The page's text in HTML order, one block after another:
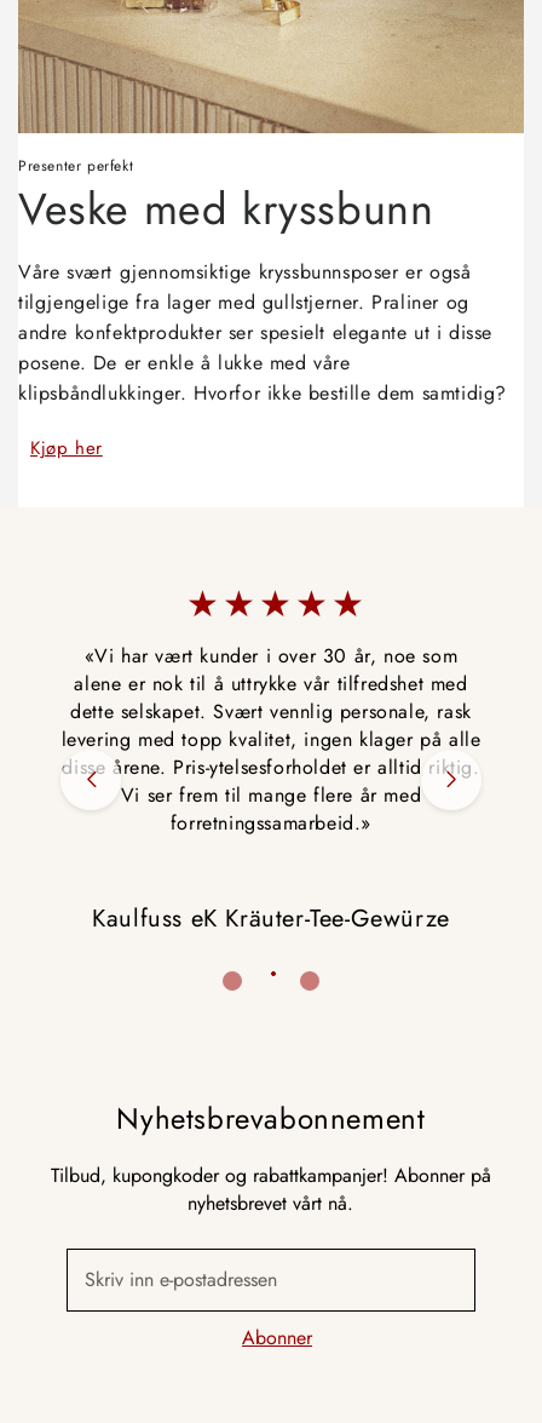
Presenter perfekt
Veske med kryssbunn
Våre svært gjennomsiktige kryssbunnsposer er også
tilgjengelige fra lager med gullstjerner. Praliner og
andre konfektprodukter ser spesielt elegante ut i disse
posene. De er enkle å lukke med våre
klipsbåndlukkinger. Hvorfor ikke bestille dem samtidig?
Kjøp her
«Vi liker å samarbeide med dette selskapet
fordi vi alltid mottar bestillingene våre
pålitelig, i tide og uten komplikasjoner – selv
når noe trengs på kort varsel.»
biocon Medizintechnik GmbH
nyhetsbrevet vårt nå.
Skriv inn e-postadressen
Abonner